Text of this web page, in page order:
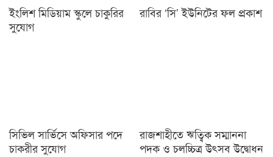
ইংলিশ মিডিয়াম স্কুলে চাকুরির
সুযোগ
রাবির ‘সি’ ইউনিটের ফল প্রকাশ
সিভিল সার্ভিসে অফিসার পদে
চাকরীর সুযোগ
রাজশাহীতে ঋত্বিক সম্মাননা
পদক ও চলচ্চিত্র উৎসব উদ্বোধন